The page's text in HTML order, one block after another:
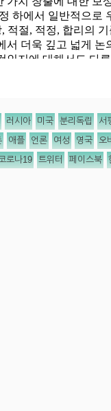
러시아 미국 분리독립 서
애플 언론 여성 영국 오
로나19 트위터 페이스북